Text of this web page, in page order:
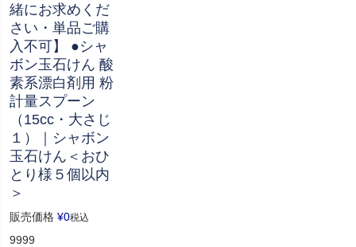
緒にお求めくだ
さい・単品ご購
入不可】 ●シャ
ボン玉石けん 酸
素系漂白剤用 粉
計量スプーン
（15cc・大さじ
１）｜シャボン
玉石けん＜おひ
とり様５個以内
＞
販売価格 ¥0税込
9999